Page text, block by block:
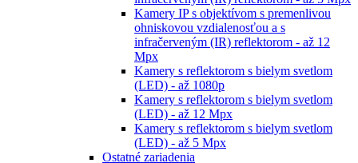
Kamery IP s objektívom s premenlivou
ohniskovou vzdialenosťou a s
infračerveným (IR) reflektorom - až 12
Mpx
Kamery s reflektorom s bielym svetlom
(LED) - až 1080p
Kamery s reflektorom s bielym svetlom
(LED) - až 12 Mpx
Kamery s reflektorom s bielym svetlom
(LED) - až 5 Mpx
Ostatné zariadenia